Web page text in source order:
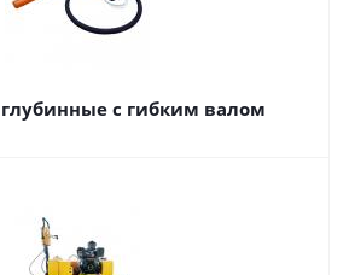
с гибким валом